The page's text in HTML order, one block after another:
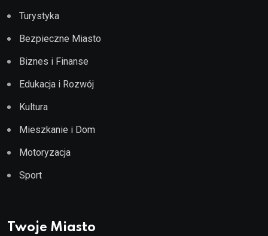
Turystyka
Bezpieczne Miasto
Biznes i Finanse
Edukacja i Rozwój
Kultura
Mieszkanie i Dom
Motoryzacja
Sport
Twoje Miasto